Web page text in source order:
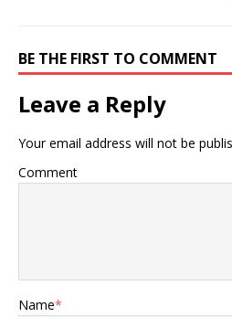
BE THE FIRST TO COMMENT
Leave a Reply
Your email address will not be
Comment
Name*